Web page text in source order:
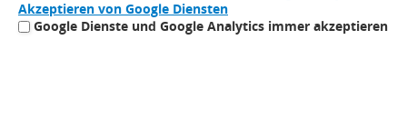
Akzeptieren von Google Diensten
Google Dienste und Google Analytics immer akzeptieren